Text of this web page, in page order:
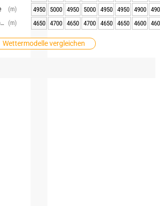
(m)
Regen-/Schneegrenze (m)
Wettermodelle vergleichen
4950
5000 4950 5000 4950 4950 4900
4650
4700 4650 4700 4650 4650 4600